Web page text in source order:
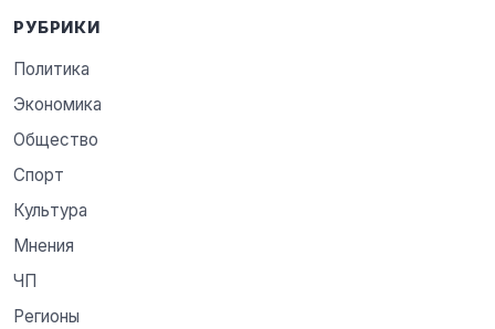
РУБРИКИ
Политика
Экономика
Общество
Спорт
Культура
Мнения
ЧП
Регионы